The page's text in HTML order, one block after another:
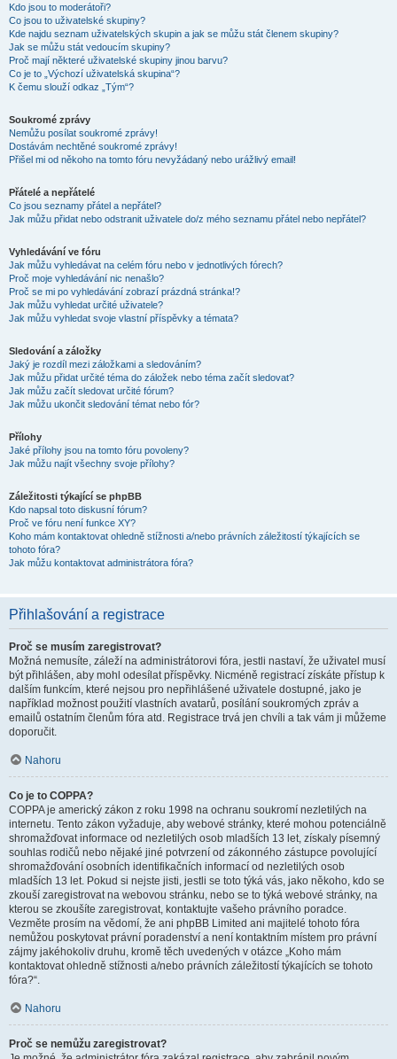
Kdo jsou to moderátoři?
Co jsou to uživatelské skupiny?
Kde najdu seznam uživatelských skupin a jak se můžu stát členem skupiny?
Jak se můžu stát vedoucím skupiny?
Proč mají některé uživatelské skupiny jinou barvu?
Co je to „Výchozí uživatelská skupina“?
K čemu slouží odkaz „Tým“?
Soukromé zprávy
Nemůžu posílat soukromé zprávy!
Dostávám nechtěné soukromé zprávy!
Přišel mi od někoho na tomto fóru nevyžádaný nebo urážlivý email!
Přátelé a nepřátelé
Co jsou seznamy přátel a nepřátel?
Jak můžu přidat nebo odstranit uživatele do/z mého seznamu přátel nebo nepřátel?
Vyhledávání ve fóru
Jak můžu vyhledávat na celém fóru nebo v jednotlivých fórech?
Proč moje vyhledávání nic nenašlo?
Proč se mi po vyhledávání zobrazí prázdná stránka!?
Jak můžu vyhledat určité uživatele?
Jak můžu vyhledat svoje vlastní příspěvky a témata?
Sledování a záložky
Jaký je rozdíl mezi záložkami a sledováním?
Jak můžu přidat určité téma do záložek nebo téma začít sledovat?
Jak můžu začít sledovat určité fórum?
Jak můžu ukončit sledování témat nebo fór?
Přílohy
Jaké přílohy jsou na tomto fóru povoleny?
Jak můžu najít všechny svoje přílohy?
Záležitosti týkající se phpBB
Kdo napsal toto diskusní fórum?
Proč ve fóru není funkce XY?
Koho mám kontaktovat ohledně stížnosti a/nebo právních záležitostí týkajících se
tohoto fóra?
Jak můžu kontaktovat administrátora fóra?
Přihlašování a registrace
Proč se musím zaregistrovat?
Možná nemusíte, záleží na administrátorovi fóra, jestli nastaví, že uživatel musí
být přihlášen, aby mohl odesílat příspěvky. Nicméně registrací získáte přístup k
dalším funkcím, které nejsou pro nepřihlášené uživatele dostupné, jako je
například možnost použití vlastních avatarů, posílání soukromých zpráv a
emailů ostatním členům fóra atd. Registrace trvá jen chvíli a tak vám ji můžeme
doporučit.
Nahoru
Co je to COPPA?
COPPA je americký zákon z roku 1998 na ochranu soukromí nezletilých na
internetu. Tento zákon vyžaduje, aby webové stránky, které mohou potenciálně
shromažďovat informace od nezletilých osob mladších 13 let, získaly písemný
souhlas rodičů nebo nějaké jiné potvrzení od zákonného zástupce povolující
shromažďování osobních identifikačních informací od nezletilých osob
mladších 13 let. Pokud si nejste jisti, jestli se toto týká vás, jako někoho, kdo se
zkouší zaregistrovat na webovou stránku, nebo se to týká webové stránky, na
kterou se zkoušíte zaregistrovat, kontaktujte vašeho právního poradce.
Vezměte prosím na vědomí, že ani phpBB Limited ani majitelé tohoto fóra
nemůžou poskytovat právní poradenství a není kontaktním místem pro právní
zájmy jakéhokoliv druhu, kromě těch uvedených v otázce „Koho mám
kontaktovat ohledně stížnosti a/nebo právních záležitostí týkajících se tohoto
fóra?“.
Nahoru
Proč se nemůžu zaregistrovat?